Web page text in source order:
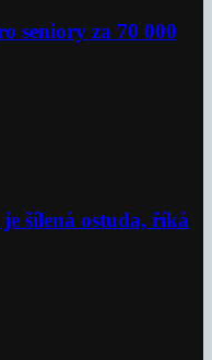
seniory za 70 000
je šílená ostuda, říká